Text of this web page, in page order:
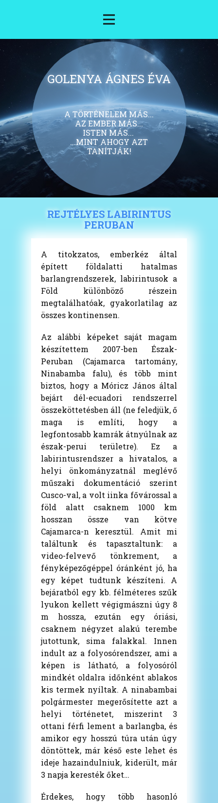
GOLENYA ÁGNES ÉVA
A TÖRTÉNELEM MÁS...
AZ EMBER MÁS...
ISTEN MÁS...
...MINT AHOGY AZT
TANÍTJÁK!
REJTÉLYES LABIRINTUS
PERUBAN
A titokzatos, emberkéz által
épített földalatti hatalmas
barlangrendszerek, labirintusok a
Föld különböző részein
megtalálhatóak, gyakorlatilag az
összes kontinensen.
Az alábbi képeket saját magam
készítettem 2007-ben Észak-
Peruban (Cajamarca tartomány,
Ninabamba falu), és több mint
biztos, hogy a Móricz János által
bejárt dél-ecuadori rendszerrel
összeköttetésben áll (ne feledjük, ő
maga is említi, hogy a
legfontosabb kamrák átnyúlnak az
észak-perui területre). Ez a
labirintusrendszer a hivatalos, a
helyi önkományzatnál meglévő
műszaki dokumentáció szerint
Cusco-val, a volt iinka fővárossal a
föld alatt csaknem 1000 km
hosszan össze van kötve
Cajamarca-n keresztül. Amit mi
találtunk és tapasztaltunk: a
video-felvevő tönkrement, a
fényképezőgéppel óránként jó, ha
egy képet tudtunk készíteni. A
bejáratból egy kb. félméteres szűk
lyukon kellett végigmászni úgy 8
m hossza, ezután egy óriási,
csaknem négyzet alakú terembe
jutottunk, sima falakkal. Innen
indult az a folyosórendszer, ami a
képen is látható, a folyosóról
mindkét oldalra időnként ablakos
kis termek nyíltak. A ninabambai
polgármester megerősítette azt a
helyi történetet, miszerint 3
ottani férfi lement a barlangba, és
amikor egy hosszú túra után úgy
döntöttek, már késő este lehet és
ideje hazaindulniuk, kiderült, már
3 napja keresték őket…
Érdekes, hogy több hasonló